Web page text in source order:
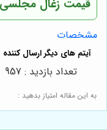
قیمت زغال
مشخصات
به این مقاله امتیاز بدهید :
تعداد بازدید : 957